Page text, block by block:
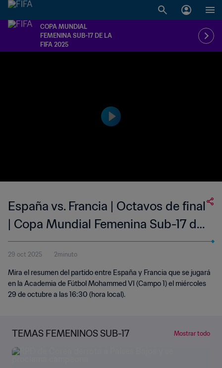
COPA MUNDIAL
FEMENINA SUB-17 DE LA
FIFA 2025
España vs. Francia | Octavos de final
| Copa Mundial Femenina Sub-17 de
la FIFA Marruecos 2025™ | Resumen
29 oct 2025 2minuto
Mira el resumen del partido entre España y Francia que se jugará
en la Academia de Fútbol Mohammed VI (Campo 1) el miércoles
29 de octubre a las 16:30 (hora local).
TEMAS FEMENINOS SUB-17 Mostrar todo